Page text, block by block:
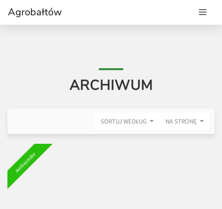
Agrobałtów
ARCHIWUM
SORTUJ WEDŁUG NA STRONĘ
Ambasador